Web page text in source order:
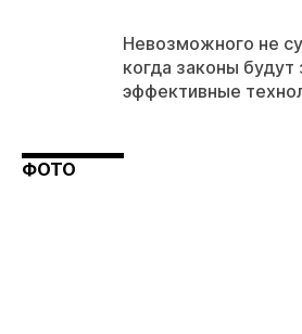
Невозможного не
когда законы
эффективные
ФОТО